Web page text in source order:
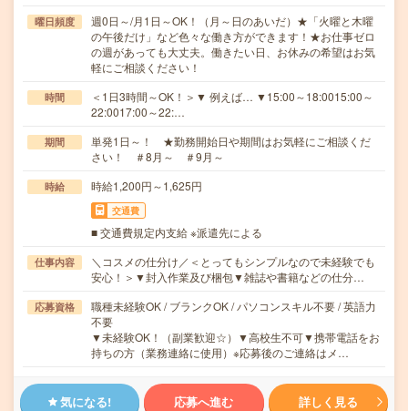
曜日頻度
週0日～/月1日～OK！（月～日のあいだ）★「火曜と木曜
の午後だけ」など色々な働き方ができます！★お仕事ゼロ
の週があっても大丈夫。働きたい日、お休みの希望はお気
軽にご相談ください！
時間
＜1日3時間～OK！＞▼ 例えば… ▼15:00～18:0015:00～
22:0017:00～22:…
期間
単発1日～！ ★勤務開始日や期間はお気軽にご相談くだ
さい！ ＃8月～ ＃9月～
時給 時給1,200円～1,625円
交通費
■ 交通費規定内支給 ※派遣先による
仕事内容
＼コスメの仕分け／＜とってもシンプルなので未経験でも
安心！＞▼封入作業及び梱包▼雑誌や書籍などの仕分…
応募資格
職種未経験OK / ブランクOK / パソコンスキル不要 / 英語力
不要
▼未経験OK！（副業歓迎☆）▼高校生不可▼携帯電話をお
持ちの方（業務連絡に使用）※応募後のご連絡はメ…
気になる! 応募へ進む 詳しく見る